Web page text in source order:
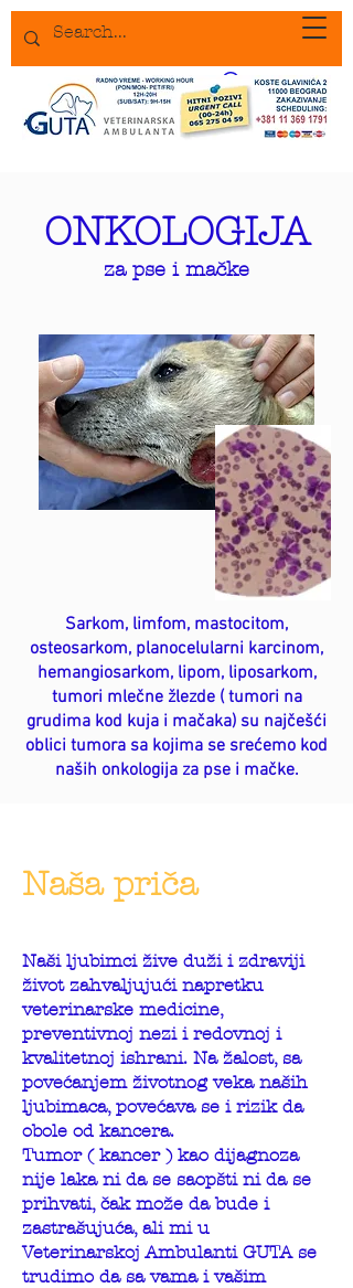
ONKOLOGIJA
za pse i mačke
Sarkom, limfom, mastocitom,
osteosarkom, planocelularni karcinom,
hemangiosarkom, lipom, liposarkom,
tumori mlečne žlezde ( tumori na
grudima kod kuja i mačaka) su najčešći
oblici tumora sa kojima se srećemo kod
naših onkologija za pse i mačke.
Naša priča
Naši ljubimci žive duži i zdraviji
život zahvaljujući napretku
veterinarske medicine,
preventivnoj nezi i redovnoj i
kvalitetnoj ishrani. Na žalost, sa
povećanjem životnog veka naših
ljubimaca, povećava se i rizik da
obole od kancera.
Tumor ( kancer ) kao dijagnoza
nije laka ni da se saopšti ni da se
prihvati, čak može da bude i
zastrašujuća, ali mi u
Veterinarskoj Ambulanti GUTA se
trudimo da sa vama i vašim